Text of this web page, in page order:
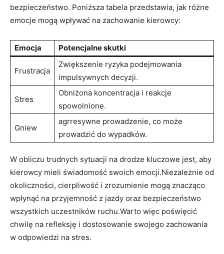
bezpieczeństwo. Poniższa tabela przedstawia, jak różne
emocje mogą wpływać na zachowanie kierowcy:
Emocja Potencjalne skutki
Frustracja
Zwiększenie ryzyka podejmowania
impulsywnych decyzji.
Stres
Obniżona koncentracja i reakcje
spowolnione.
Gniew
agrresywne prowadzenie, co może
prowadzić do wypadków.
W obliczu trudnych sytuacji na drodze kluczowe jest, aby
kierowcy mieli świadomość swoich emocji.Niezależnie od
okoliczności, cierpliwość i zrozumienie mogą znacząco
wpłynąć na przyjemność z jazdy oraz bezpieczeństwo
wszystkich uczestników ruchu.Warto więc poświęcić
chwilę na refleksję i dostosowanie swojego zachowania
w odpowiedzi na stres.